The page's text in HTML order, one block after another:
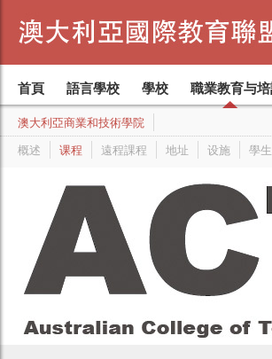
首頁 語言學校 學校 職業教育与
我們成就未來
業務發展
霍桑语言中心（墨尔本）
联合语言学院（
Eltham College 埃森姆学校 （墨尔本）
设施
簡介
行程樣例
成为代理人
成为合作院校
語言學校
學校 職業教育與
简介
澳大利亞商業和技術學院
概述
课程 遠程課程 地址 设施 學